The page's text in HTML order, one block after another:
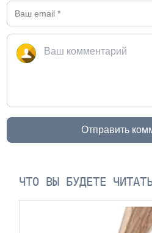
Отправить
ЧТО ВЫ БУДЕТЕ